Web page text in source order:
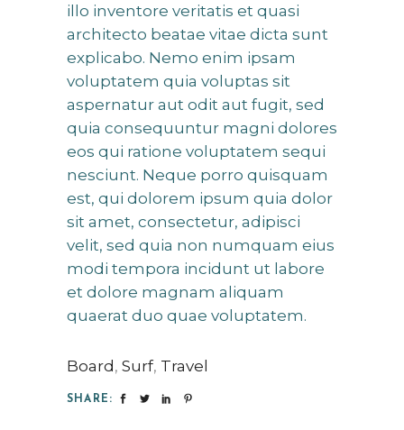
illo inventore veritatis et quasi
architecto beatae vitae dicta sunt
explicabo. Nemo enim ipsam
voluptatem quia voluptas sit
aspernatur aut odit aut fugit, sed
quia consequuntur magni dolores
eos qui ratione voluptatem sequi
nesciunt. Neque porro quisquam
est, qui dolorem ipsum quia dolor
sit amet, consectetur, adipisci
velit, sed quia non numquam eius
modi tempora incidunt ut labore
et dolore magnam aliquam
quaerat duo quae voluptatem.
Board, Surf, Travel
SHARE: